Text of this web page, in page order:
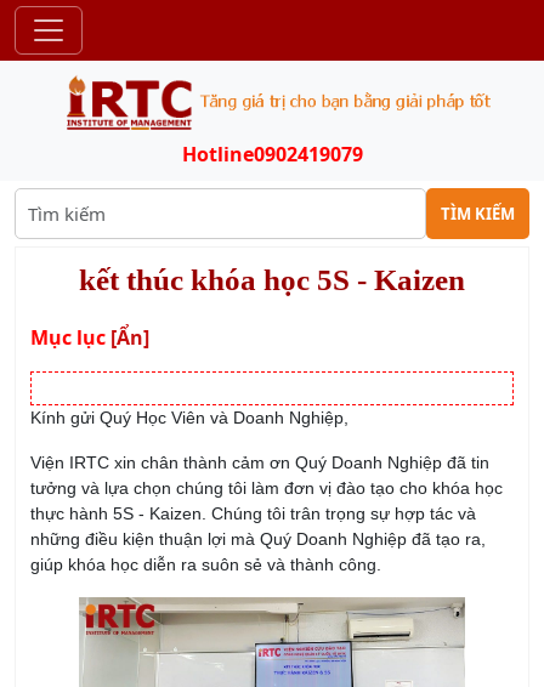
Hotline0902419079
TÌM KIẾM
kết thúc khóa học 5S - Kaizen
Mục lục [Ẩn]
Kính gửi Quý Học Viên và Doanh Nghiệp,
Viện IRTC xin chân thành cảm ơn Quý Doanh Nghiệp đã tin
tưởng và lựa chọn chúng tôi làm đơn vị đào tạo cho khóa học
thực hành 5S - Kaizen. Chúng tôi trân trọng sự hợp tác và
những điều kiện thuận lợi mà Quý Doanh Nghiệp đã tạo ra,
giúp khóa học diễn ra suôn sẻ và thành công.